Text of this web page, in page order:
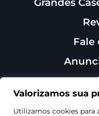
Valorizamos sua
Utilizamos cookies para
Fale